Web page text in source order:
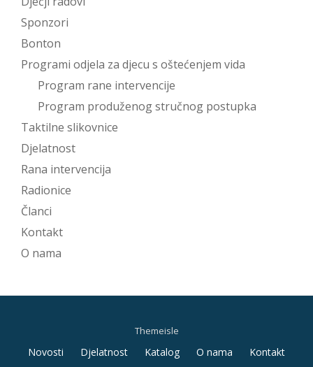
Sponzori
Bonton
Programi odjela za djecu s oštećenjem vida
Program rane intervencije
Program produženog stručnog postupka
Taktilne slikovnice
Djelatnost
Rana intervencija
Radionice
Članci
Kontakt
O nama
Themeisle
Secondary
Novosti Djelatnost Katalog O nama Kontakt